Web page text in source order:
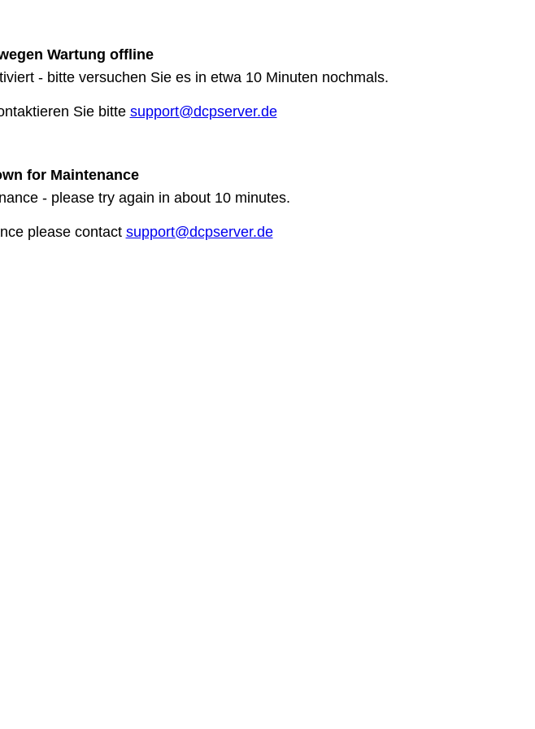
Wartung offline
- bitte versuchen Sie es in etwa 10 Minuten nochmals.
Sie bitte support@dcpserver.de
for Maintenance
- please try again in about 10 minutes.
please contact support@dcpserver.de